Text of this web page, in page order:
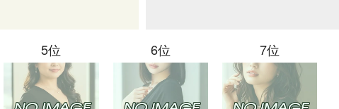
5位 6位 7位